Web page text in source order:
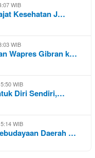
WIB
Kesehatan J…
WIB
Wapres Gibran k…
WIB
Diri Sendiri,…
WIB
Daerah …